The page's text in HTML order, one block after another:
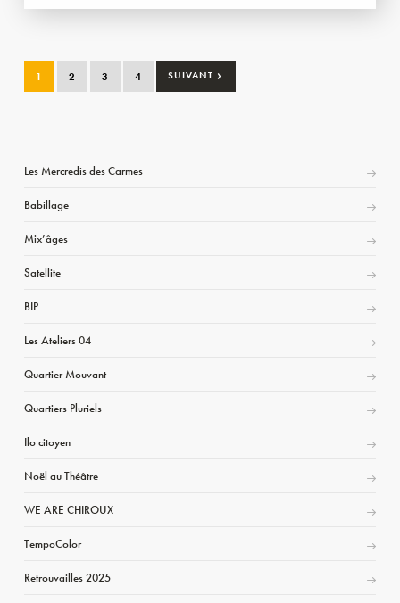
1 2 3 4 SUIVANT ›
Les Mercredis des Carmes
Babillage
Mix’âges
Satellite
BIP
Les Ateliers 04
Quartier Mouvant
Quartiers Pluriels
Ilo citoyen
Noël au Théâtre
WE ARE CHIROUX
TempoColor
Retrouvailles 2025